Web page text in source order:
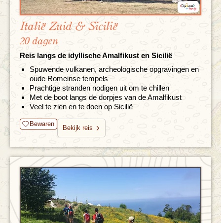
Italië Zuid & Sicilië
20 dagen
Reis langs de idyllische Amalfikust en Sicilië
Spuwende vulkanen, archeologische opgravingen en
oude Romeinse tempels
Prachtige stranden nodigen uit om te chillen
Met de boot langs de dorpjes van de Amalfikust
Veel te zien en te doen op Sicilië
Bewaren
Bekijk reis